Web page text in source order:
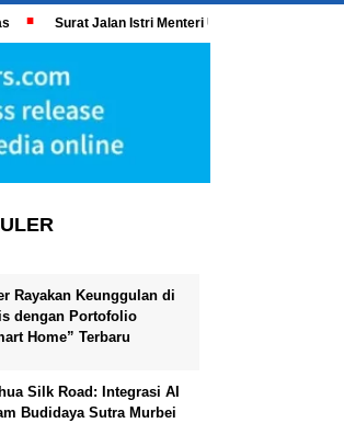
Surat Jalan Istri Menteri UMKM Meledak,
Rayakan Keunggulan di
dengan Portofolio
Home” Terbaru
Silk Road: Integrasi AI
Budidaya Sutra Murbei